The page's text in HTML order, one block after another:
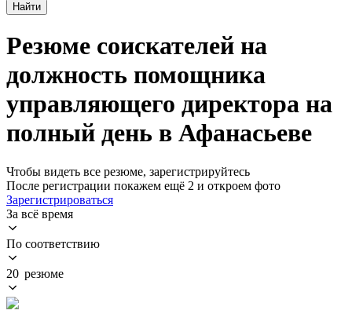
Найти
Резюме соискателей на
должность помощника
управляющего директора на
полный день в Афанасьеве
Чтобы видеть все резюме, зарегистрируйтесь
После регистрации покажем ещё 2 и откроем фото
Зарегистрироваться
За всё время
По соответствию
20 резюме